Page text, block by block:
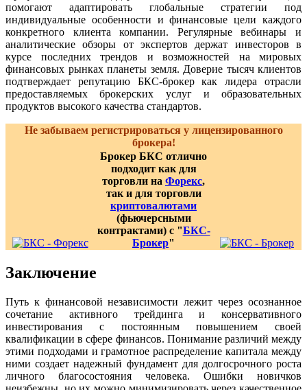
помогают адаптировать глобальные стратегии под
индивидуальные особенности и финансовые цели каждого
конкретного клиента компании. Регулярные вебинары и
аналитические обзоры от экспертов держат инвесторов в
курсе последних трендов и возможностей на мировых
финансовых рынках планеты земля. Доверие тысяч клиентов
подтверждает репутацию БКС-брокер как лидера отрасли
предоставляемых брокерских услуг и образовательных
продуктов высокого качества стандартов.
Не забываем регистрироваться у лицензированного
брокера!
Брокер БКС отлично
подходит как для
торговли на Форекс,
так и для торговли
криптовалютами
(фьючерсными
контрактами) с "БКС-
Брокер"
Заключение
Путь к финансовой независимости лежит через осознанное
сочетание активного трейдинга и консервативного
инвестирования с постоянным повышением своей
квалификации в сфере финансов. Понимание различий между
этими подходами и грамотное распределение капитала между
ними создает надежный фундамент для долгосрочного роста
личного благосостояния человека. Ошибки новичков